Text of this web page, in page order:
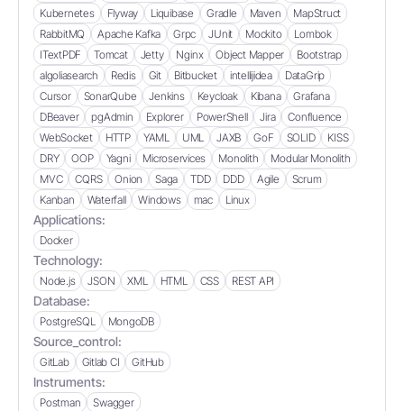
Kubernetes
Flyway Liquibase Gradle Maven
MapStruct
RabbitMQ
Apache Kafka Grpc JUnit Mockito
Lombok
ITextPDF
Tomcat Jetty Nginx Object Mapper
Bootstrap
algoliasearch
Redis Git Bitbucket intellijidea
DataGrip
Cursor
SonarQube Jenkins Keycloak Kibana
Grafana
DBeaver
pgAdmin Explorer PowerShell Jira
Confluence
WebSocket
HTTP YAML UML JAXB GoF SOLID
KISS
DRY
OOP Yagni Microservices Monolith
Modular Monolith
MVC
CQRS Onion Saga TDD DDD Agile
Scrum
Kanban
Waterfall Windows mac Linux
Applications:
Docker
Technology:
Node.js JSON XML HTML CSS REST API
Database:
PostgreSQL MongoDB
Source_control:
GitLab Gitlab CI GitHub
Instruments:
Postman Swagger